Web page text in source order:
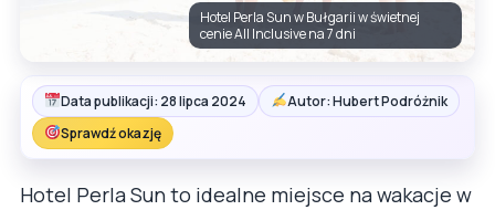
Hotel Perla Sun w Bułgarii w świetnej
cenie All Inclusive na 7 dni
Data publikacji: 28 lipca 2024
Autor: Hubert Podróżnik
Sprawdź okazję
Hotel Perla Sun to idealne miejsce na wakacje w